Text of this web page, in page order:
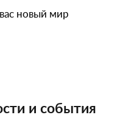
новый мир
и события